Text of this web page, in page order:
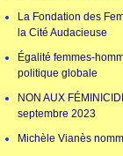
La Fondation des
la Cité Audacieuse
Égalité femmes-
politique globale
NON AUX
septembre 2023
Michèle Vianès